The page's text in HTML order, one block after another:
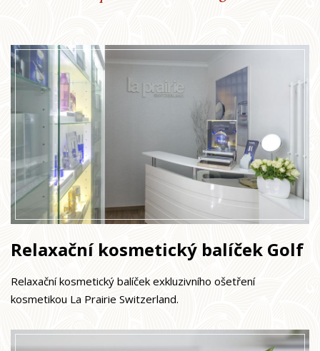
Relaxační kosmetický balíček Golf
Relaxační kosmetický balíček exkluzivního ošetření
kosmetikou La Prairie Switzerland.